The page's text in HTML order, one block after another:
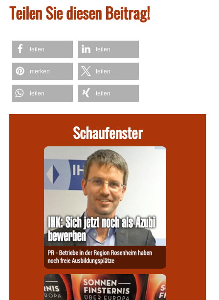
Teilen Sie diesen Beitrag!
teilen teilen
merken teilen
teilen teilen
Schaufenster